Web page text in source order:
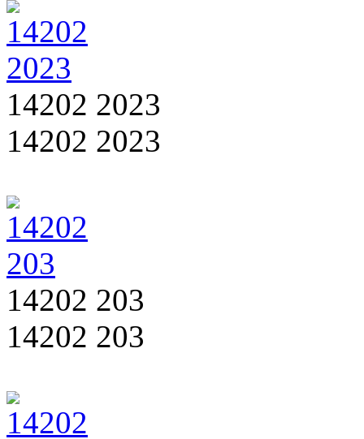
14202 2023
14202 2023
14202 203
14202 203